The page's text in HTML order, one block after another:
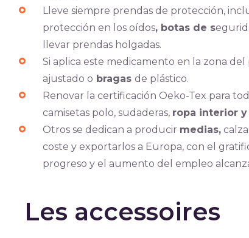
Lleve siempre prendas de protección,
protección en los oídos, botas de s
llevar prendas holgadas.
Si aplica este medicamento en la zona
ajustado o bragas de plástico.
Renovar la certificación Oeko-Tex para
camisetas polo, sudaderas, ropa interior
Otros se dedican a producir medias,
coste y exportarlos a Europa, con el
progreso y el aumento del empleo
Les accessoires